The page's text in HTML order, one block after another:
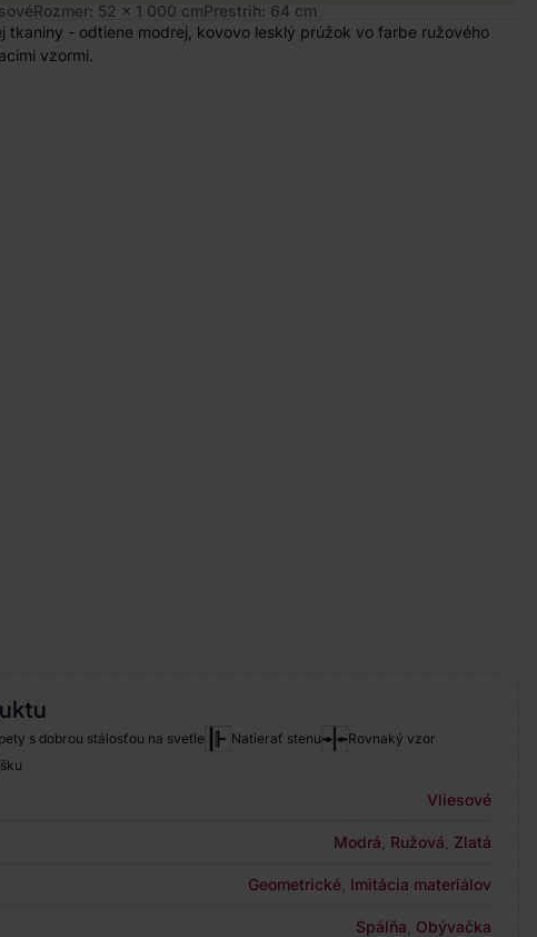
Rozmer: 52 x 1 000 cmPrestrih: 64 cm
tkaniny - odtiene modrej, kovovo lesklý prúžok vo farbe ružového
vzormi.
s dobrou stálosťou na svetle Natierať stenu
Rovnaký vzor
Vliesové
Modrá Ružová Zlatá
Geometrické Imitácia materiálov
Spálňa Obývačka